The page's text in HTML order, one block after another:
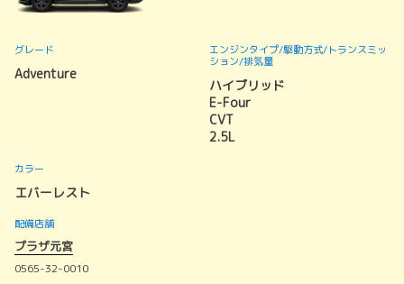
グレード
Adventure
エンジンタイプ/駆動方式/トランスミッ
ション/排気量
ハイブリッド
E-Four
CVT
2.5L
カラー
エバーレスト
配備店舗
プラザ元宮
0565-32-0010